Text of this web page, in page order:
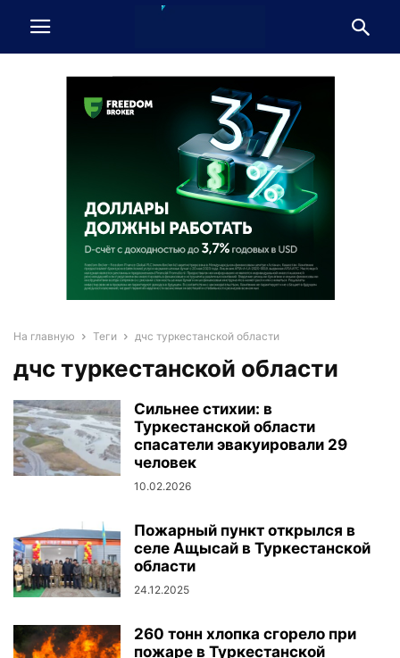
На главную Теги дчс туркестанской области
дчс туркестанской области
Сильнее стихии: в
Туркестанской области
спасатели эвакуировали 29
человек
10.02.2026
Пожарный пункт открылся в
селе Ащысай в Туркестанской
области
24.12.2025
260 тонн хлопка сгорело при
пожаре в Туркестанской